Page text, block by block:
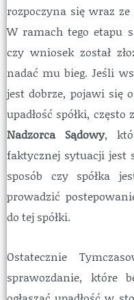
rozpoczyna się wraz ze
W ramach tego etapu
czy wniosek został
nadać mu bieg. Jeśli
jest dobrze, pojawi się
upadłość spółki,
Nadzorca Sądowy,
faktycznej sytuacji jest
sposób czy spółka
prowadzić
do tej spółki.
Ostatecznie
sprawozdanie, które